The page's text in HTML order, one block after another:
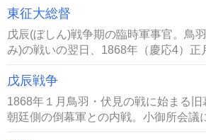
東征大総督
戊辰(ぼしん)戦争期の臨時軍事官。鳥
み)の戦いの翌日、1868年（慶応4）正
戊辰戦争
1868年１月鳥羽・伏見の戦に始まる旧
朝廷側の倒幕軍との内戦。小御所会議